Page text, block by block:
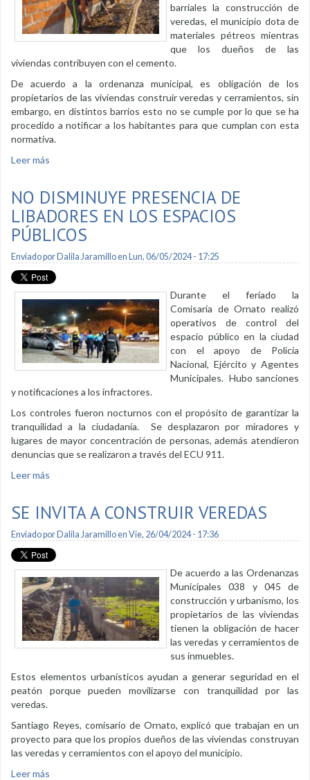
barriales la construcción de
veredas, el municipio dota de
materiales pétreos mientras
que los dueños de las
viviendas contribuyen con el cemento.
De acuerdo a la ordenanza municipal, es obligación de los
propietarios de las viviendas construir veredas y cerramientos, sin
embargo, en distintos barrios esto no se cumple por lo que se ha
procedido a notificar a los habitantes para que cumplan con esta
normativa.
Leer más
NO DISMINUYE PRESENCIA DE
LIBADORES EN LOS ESPACIOS
PÚBLICOS
Enviado por Dalila Jaramilloen Lun, 06/05/2024 - 17:25
Durante el feriado la
Comisaría de Ornato realizó
operativos de control del
espacio público en la ciudad
con el apoyo de Policía
Nacional, Ejército y Agentes
Municipales. Hubo sanciones
y notificaciones a los infractores.
Los controles fueron nocturnos con el propósito de garantizar la
tranquilidad a la ciudadanía. Se desplazaron por miradores y
lugares de mayor concentración de personas, además atendieron
denuncias que se realizaron a través del ECU 911.
Leer más
SE INVITA A CONSTRUIR VEREDAS
Enviado por Dalila Jaramilloen Vie, 26/04/2024 - 17:36
De acuerdo a las Ordenanzas
Municipales 038 y 045 de
construcción y urbanismo, los
propietarios de las viviendas
tienen la obligación de hacer
las veredas y cerramientos de
sus inmuebles.
Estos elementos urbanísticos ayudan a generar seguridad en el
peatón porque pueden movilizarse con tranquilidad por las
veredas.
Santiago Reyes, comisario de Ornato, explicó que trabajan en un
proyecto para que los propios dueños de las viviendas construyan
las veredas y cerramientos con el apoyo del municipio.
Leer más